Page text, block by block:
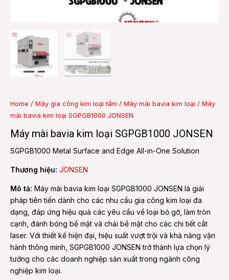
Home / Máy gia công kim loại tấm / Máy mài bavia kim loại / Máy
mài bavia kim loại SGPGB1000 JONSEN
Máy mài bavia kim loại SGPGB1000 JONSEN
SGPGB1000 Metal Surface and Edge All-in-One Solution
Thương hiệu: JONSEN
Mô tả: Máy mài bavia kim loại SGPGB1000 JONSEN là giải
pháp tiên tiến dành cho các nhu cầu gia công kim loại đa
dạng, đáp ứng hiệu quả các yêu cầu về loại bỏ gờ, làm tròn
cạnh, đánh bóng bề mặt và chải bề mặt cho các chi tiết cắt
laser. Với thiết kế hiện đại, hiệu suất vượt trội và khả năng vận
hành thông minh, SGPGB1000 JONSEN trở thành lựa chọn lý
tưởng cho các doanh nghiệp sản xuất trong ngành công
nghiệp kim loại.